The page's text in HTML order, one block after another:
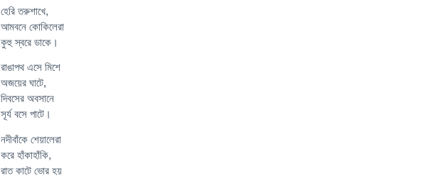
হেরি তরুশাখে,
আমবনে কোকিলেরা
কুহু স্বরে ডাকে।
রাঙাপথ এসে মিশে
অজয়ের ঘাটে,
দিবসের অবসানে
সূর্য বসে পাটে।
নদীবাঁকে শেয়ালেরা
করে হাঁকাহাঁকি,
রাত কাটে ভোর হয়